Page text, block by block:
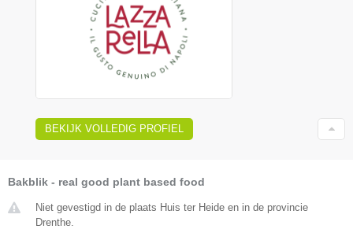
BEKIJK VOLLEDIG PROFIEL
Bakblik - real good plant based food
Niet gevestigd in de plaats Huis ter Heide en in de provincie
Drenthe.